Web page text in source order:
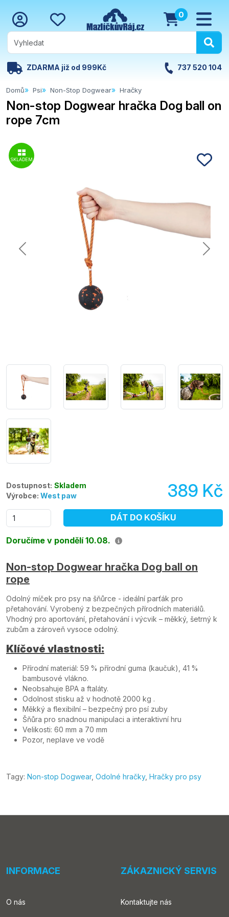
0
ZDARMA již od 999Kč 737 520 104
Domů Psi Non-Stop Dogwear Hračky
Non-stop Dogwear hračka Dog ball on
rope 7cm
SKLADEM
Dostupnost: Skladem
Výrobce: West paw 389 Kč
DÁT DO KOŠÍKU
Doručíme v pondělí 10.08.
Non-stop Dogwear hračka Dog ball on
rope
Odolný míček pro psy na šňůrce - ideální parťák pro
přetahování. Vyrobený z bezpečných přírodních materiálů.
Vhodný pro aportování, přetahování i výcvik – měkký, šetrný k
zubům a zároveň vysoce odolný.
Klíčové vlastnosti:
Přírodní materiál: 59 % přírodní guma (kaučuk), 41 %
bambusové vlákno.
Neobsahuje BPA a ftaláty.
Odolnost stisku až v hodnotě 2000 kg .
Měkký a flexibilní – bezpečný pro psí zuby
Šňůra pro snadnou manipulaci a interaktivní hru
Velikosti: 60 mm a 70 mm
Pozor, neplave ve vodě
Tagy: Non-stop Dogwear, Odolné hračky, Hračky pro psy
INFORMACE
O nás
ZÁKAZNICKÝ SERVIS
Kontaktujte nás